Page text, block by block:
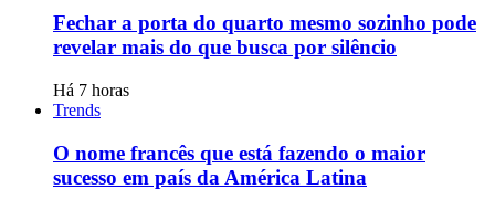
Fechar a porta do quarto mesmo sozinho pode
revelar mais do que busca por silêncio
Há 7 horas
Trends
O nome francês que está fazendo o maior
sucesso em país da América Latina